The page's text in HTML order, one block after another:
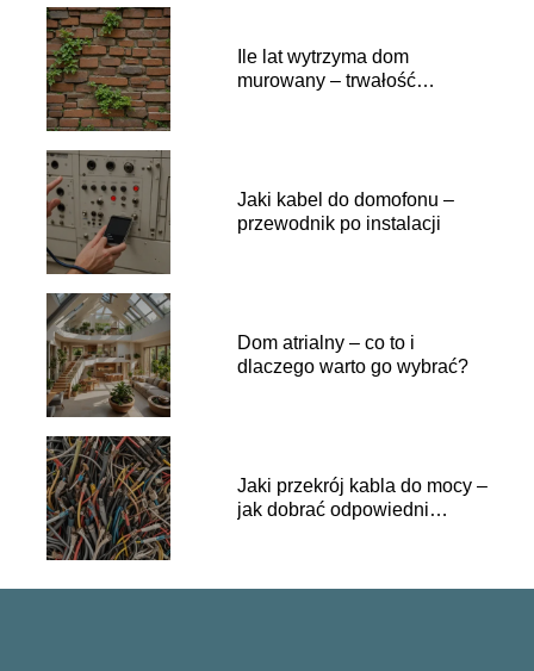
Ile lat wytrzyma dom
murowany – trwałość
Jaki kabel do domofonu –
przewodnik po instalacji
Dom atrialny – co to i
dlaczego warto go wybrać?
Jaki przekrój kabla do mocy –
jak dobrać odpowiedni